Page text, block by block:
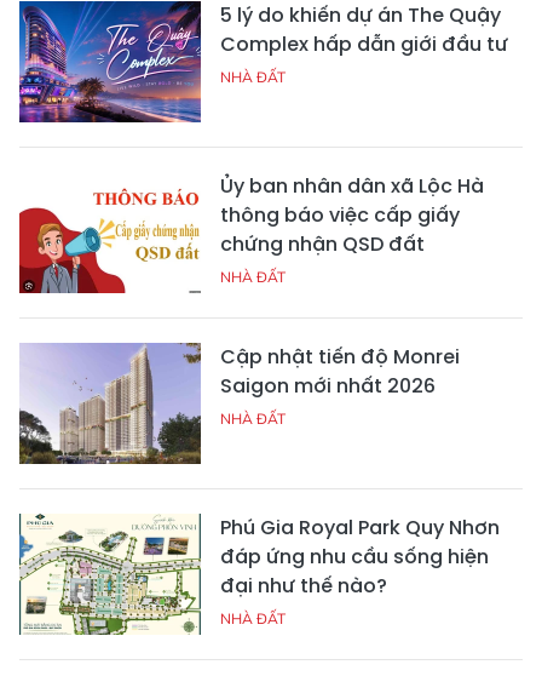
5 lý do khiến dự án The Quậy
Complex hấp dẫn giới đầu tư
NHÀ ĐẤT
Ủy ban nhân dân xã Lộc Hà
thông báo việc cấp giấy
chứng nhận QSD đất
NHÀ ĐẤT
Cập nhật tiến độ Monrei
Saigon mới nhất 2026
NHÀ ĐẤT
Phú Gia Royal Park Quy Nhơn
đáp ứng nhu cầu sống hiện
đại như thế nào?
NHÀ ĐẤT